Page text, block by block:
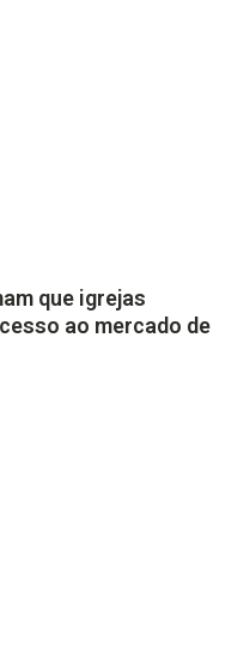
que igrejas
ao mercado de